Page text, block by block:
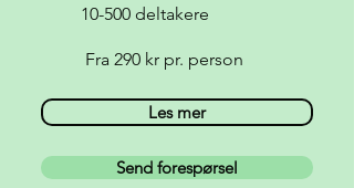
10-500 deltakere
Fra 290 kr pr. person
Les mer
Send forespørsel